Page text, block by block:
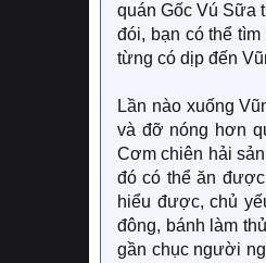
quán Gốc Vú Sữa
đói, bạn có thể
từng có dịp đến
Lần nào xuống
và đỡ nóng hơn
Cơm chiên hải
đó có thể ăn
hiểu được, chủ
đông, bánh làm
gần chục người